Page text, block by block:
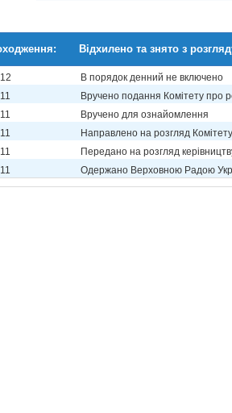
Відхилено та знято з
В порядок денний не включено
Вручено подання Комітету про
Вручено для ознайомлення
Направлено на розгляд Комітету
Передано на розгляд
Одержано Верховною Радою